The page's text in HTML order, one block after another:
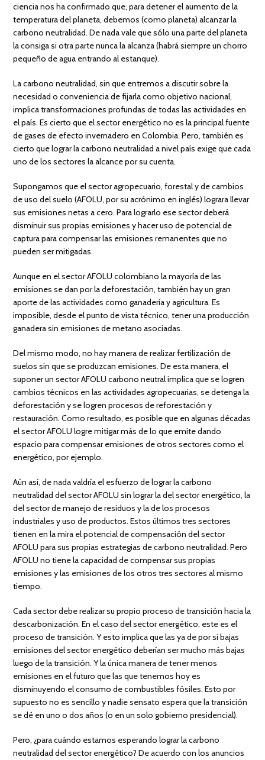
ciencia nos ha confirmado que, para detener el aumento de la
temperatura del planeta, debemos (como planeta) alcanzar la
carbono neutralidad. De nada vale que sólo una parte del planeta
la consiga si otra parte nunca la alcanza (habrá siempre un chorro
pequeño de agua entrando al estanque).
La carbono neutralidad, sin que entremos a discutir sobre la
necesidad o conveniencia de fijarla como objetivo nacional,
implica transformaciones profundas de todas las actividades en
el país. Es cierto que el sector energético no es la principal fuente
de gases de efecto invernadero en Colombia. Pero, también es
cierto que lograr la carbono neutralidad a nivel país exige que cada
uno de los sectores la alcance por su cuenta.
Supongamos que el sector agropecuario, forestal y de cambios
de uso del suelo (AFOLU, por su acrónimo en inglés) lograra llevar
sus emisiones netas a cero. Para lograrlo ese sector deberá
disminuir sus propias emisiones y hacer uso de potencial de
captura para compensar las emisiones remanentes que no
pueden ser mitigadas.
Aunque en el sector AFOLU colombiano la mayoría de las
emisiones se dan por la deforestación, también hay un gran
aporte de las actividades como ganadería y agricultura. Es
imposible, desde el punto de vista técnico, tener una producción
ganadera sin emisiones de metano asociadas.
Del mismo modo, no hay manera de realizar fertilización de
suelos sin que se produzcan emisiones. De esta manera, el
suponer un sector AFOLU carbono neutral implica que se logren
cambios técnicos en las actividades agropecuarias, se detenga la
deforestación y se logren procesos de reforestación y
restauración. Como resultado, es posible que en algunas décadas
el sector AFOLU logre mitigar más de lo que emite dando
espacio para compensar emisiones de otros sectores como el
energético, por ejemplo.
Aún así, de nada valdría el esfuerzo de lograr la carbono
neutralidad del sector AFOLU sin lograr la del sector energético, la
del sector de manejo de residuos y la de los procesos
industriales y uso de productos. Estos últimos tres sectores
tienen en la mira el potencial de compensación del sector
AFOLU para sus propias estrategias de carbono neutralidad. Pero
AFOLU no tiene la capacidad de compensar sus propias
emisiones y las emisiones de los otros tres sectores al mismo
tiempo.
Cada sector debe realizar su propio proceso de transición hacia la
descarbonización. En el caso del sector energético, este es el
proceso de transición. Y esto implica que las ya de por si bajas
emisiones del sector energético deberían ser mucho más bajas
luego de la transición. Y la única manera de tener menos
emisiones en el futuro que las que tenemos hoy es
disminuyendo el consumo de combustibles fósiles. Esto por
supuesto no es sencillo y nadie sensato espera que la transición
se dé en uno o dos años (o en un solo gobierno presidencial).
Pero, ¿para cuándo estamos esperando lograr la carbono
neutralidad del sector energético? De acuerdo con los anuncios